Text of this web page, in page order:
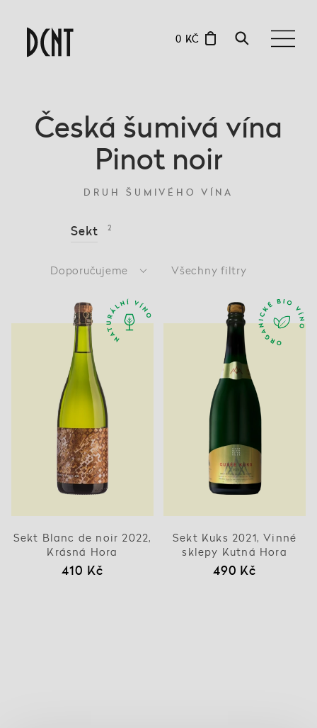
0 KČ
Česká šumivá vína
Pinot noir
DRUH ŠUMIVÉHO VÍNA
Sekt 2
Doporučujeme Všechny filtry
Sekt Blanc de noir 2022,
Krásná Hora
410 Kč
Sekt Kuks 2021, Vinné
sklepy Kutná Hora
490 Kč